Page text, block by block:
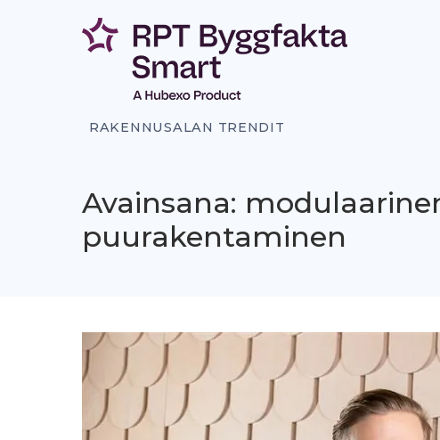
RAKENNUSALAN TRENDIT
Avainsana:
puurakentaminen